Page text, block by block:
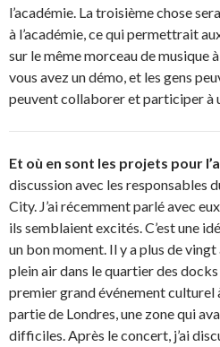
l’académie. La troisième chose
à l’académie, ce qui permettrait
sur le même morceau de musique
vous avez un démo, et les gens
peuvent collaborer et participer à
Et où en sont les projets pour
discussion avec les responsables
City. J’ai récemment parlé avec
ils semblaient excités. C’est une
un bon moment. Il y a plus de vingt
plein air dans le quartier des
premier grand événement culturel
partie de Londres, une zone qui
difficiles. Après le concert, j’ai